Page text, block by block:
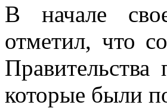
В начале
отметил, что
которые были